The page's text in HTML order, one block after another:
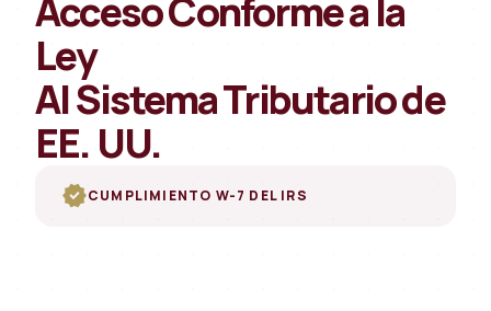
Acceso Conforme a la
Ley
Al Sistema Tributario de
EE. UU.
verifiedCUMPLIMIENTO W-7 DEL IRS